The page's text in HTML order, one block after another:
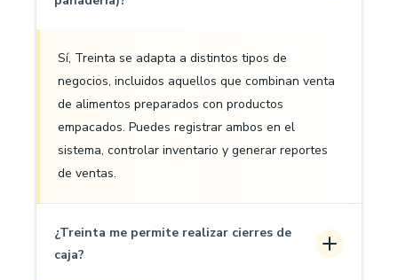
Sí, Treinta se adapta a distintos tipos de
negocios, incluidos aquellos que combinan venta
de alimentos preparados con productos
empacados. Puedes registrar ambos en el
sistema, controlar inventario y generar reportes
de ventas.
¿Treinta me permite realizar cierres de
caja?